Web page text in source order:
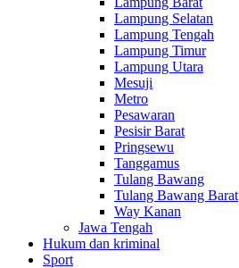
Lampung Selatan
Lampung Tengah
Lampung Timur
Lampung Utara
Mesuji
Metro
Pesawaran
Pesisir Barat
Pringsewu
Tanggamus
Tulang Bawang
Tulang Bawang Barat
Way Kanan
Jawa Tengah
Hukum dan kriminal
Sport